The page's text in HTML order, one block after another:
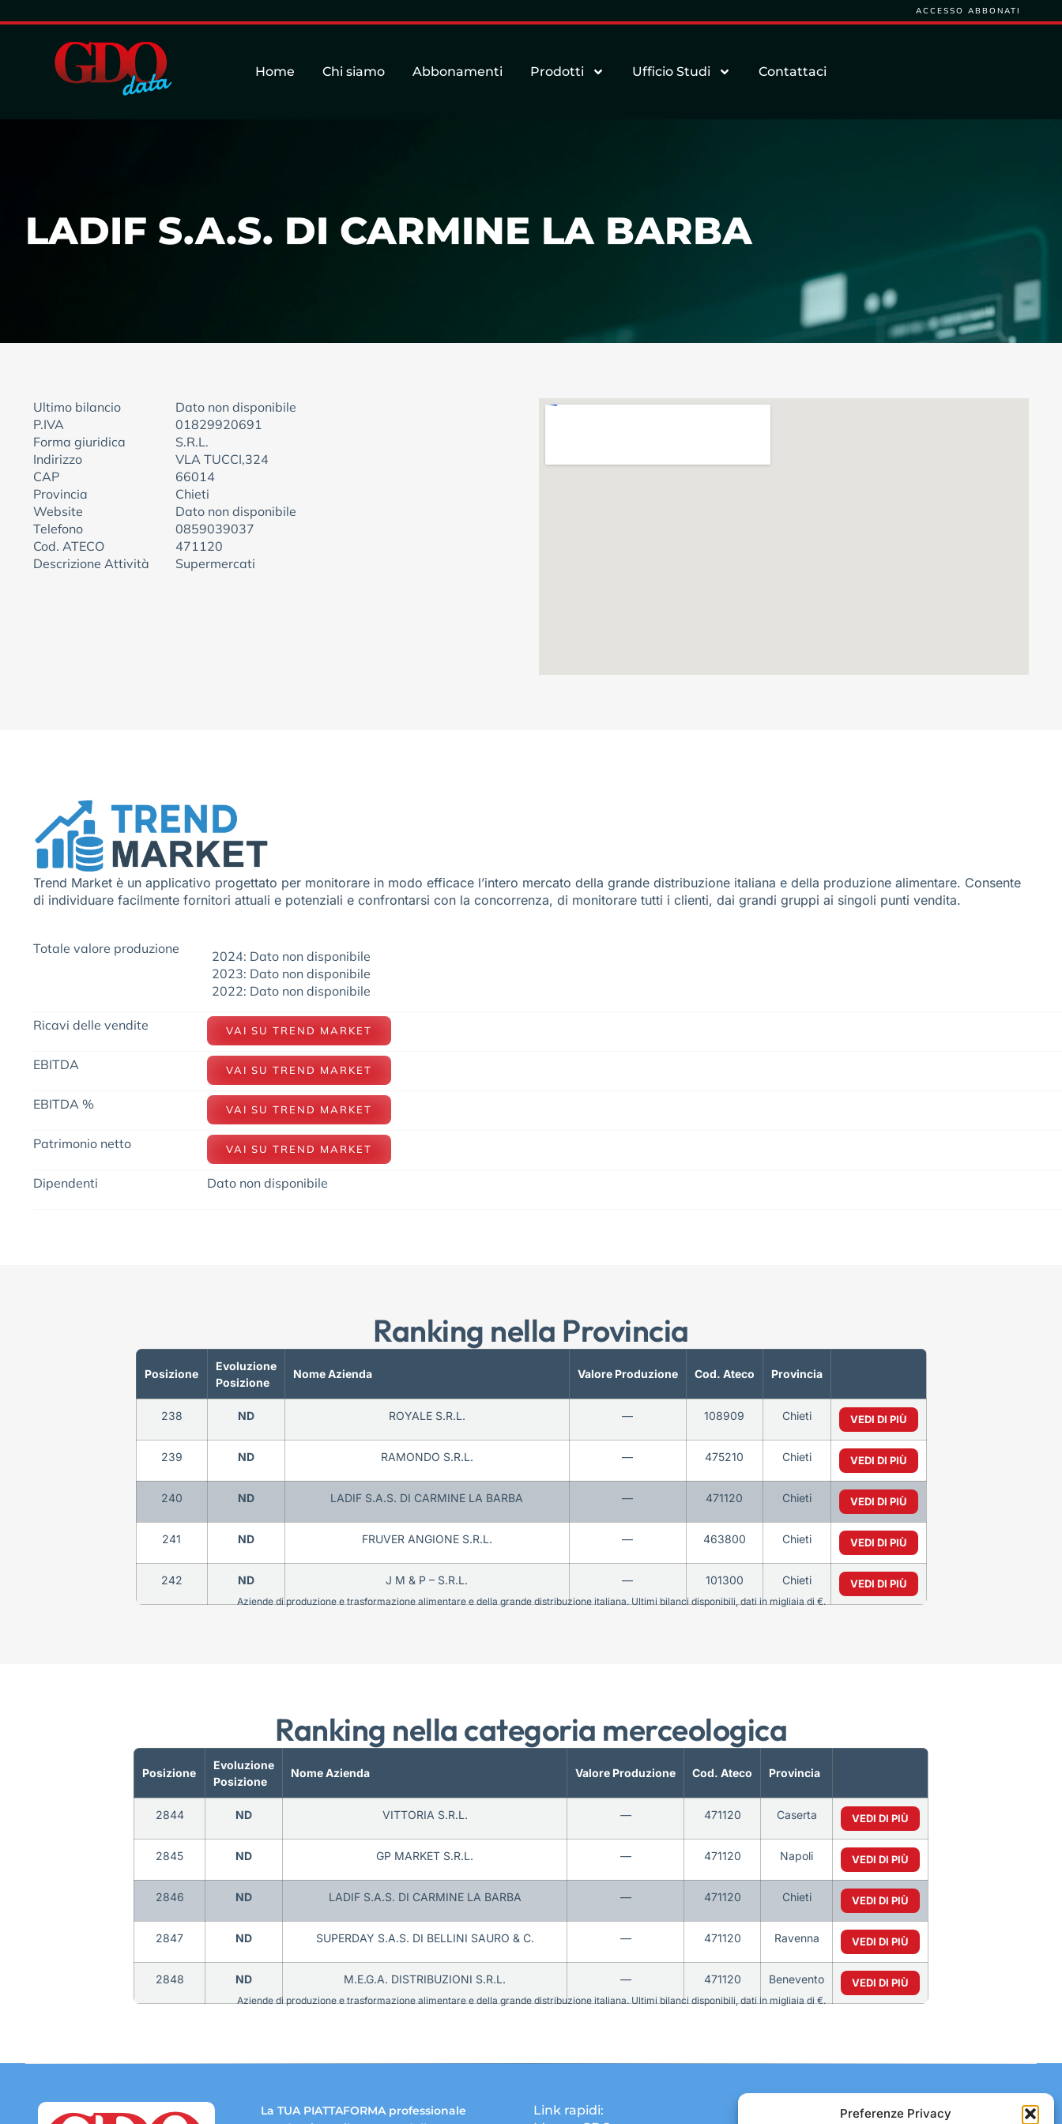
Preferenze Privacy
ACCESSO ABBONATI
Home Chi siamo Abbonamenti Prodotti Ufficio Studi Contattaci
LADIF S.A.S. DI CARMINE LA BARBA
Ultimo bilancio
Dato non disponibile
P.IVA
01829920691
Forma giuridica
S.R.L.
Indirizzo
VLA TUCCI,324
CAP
66014
Provincia
Chieti
Website
Dato non disponibile
Telefono
0859039037
Cod. ATECO
471120
Descrizione Attività
Supermercati
Trend Market è un applicativo progettato per monitorare in modo efficace l’intero mercato della grande distribuzione italiana e della produzione alimentare. Consente
di individuare facilmente fornitori attuali e potenziali e confrontarsi con la concorrenza, di monitorare tutti i clienti, dai grandi gruppi ai singoli punti vendita.
Totale valore produzione
2024: Dato non disponibile
2023: Dato non disponibile
2022: Dato non disponibile
Ricavi delle vendite VAI SU TREND MARKET
EBITDA VAI SU TREND MARKET
EBITDA % VAI SU TREND MARKET
Patrimonio netto VAI SU TREND MARKET
Dipendenti Dato non disponibile
Ranking nella Provincia
Posizione
Evoluzione
Posizione
Nome Azienda Valore Produzione Cod. Ateco Provincia
238 ND ROYALE S.R.L. — 108909 Chieti VEDI DI PIÙ
239 ND RAMONDO S.R.L. — 475210 Chieti VEDI DI PIÙ
240 ND LADIF S.A.S. DI CARMINE LA BARBA — 471120 Chieti VEDI DI PIÙ
241 ND FRUVER ANGIONE S.R.L. — 463800 Chieti VEDI DI PIÙ
242 ND J M & P – S.R.L. — 101300 Chieti VEDI DI PIÙ
Aziende di produzione e trasformazione alimentare e della grande distribuzione italiana. Ultimi bilanci disponibili, dati in migliaia di €.
Ranking nella categoria merceologica
Posizione
Evoluzione
Posizione
Nome Azienda Valore Produzione Cod. Ateco Provincia
2844 ND VITTORIA S.R.L. — 471120 Caserta VEDI DI PIÙ
2845 ND GP MARKET S.R.L. — 471120 Napoli VEDI DI PIÙ
2846 ND LADIF S.A.S. DI CARMINE LA BARBA — 471120 Chieti VEDI DI PIÙ
2847 ND SUPERDAY S.A.S. DI BELLINI SAURO & C. — 471120 Ravenna VEDI DI PIÙ
2848 ND M.E.G.A. DISTRIBUZIONI S.R.L. — 471120 Benevento VEDI DI PIÙ
Aziende di produzione e trasformazione alimentare e della grande distribuzione italiana. Ultimi bilanci disponibili, dati in migliaia di €.
La TUA PIATTAFORMA professionale
Link rapidi: